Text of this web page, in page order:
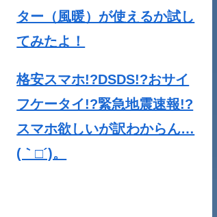
ター（風暖）が使えるか試し
てみたよ！
格安スマホ!?DSDS!?おサイ
フケータイ!?緊急地震速報!?
スマホ欲しいが訳わからん…
(｀□´)。